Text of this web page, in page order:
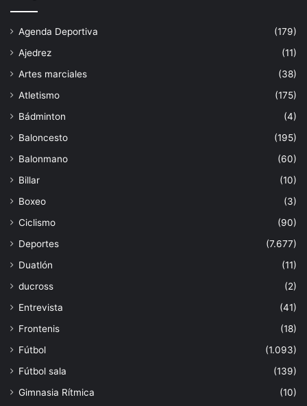
Agenda Deportiva
(179)
Ajedrez
(11)
Artes marciales
(38)
Atletismo
(175)
Bádminton
(4)
Baloncesto
(195)
Balonmano
(60)
Billar
(10)
Boxeo
(3)
Ciclismo
(90)
Deportes
(7.677)
Duatlón
(11)
ducross
(2)
Entrevista
(41)
Frontenis
(18)
Fútbol
(1.093)
Fútbol sala
(139)
Gimnasia Rítmica
(10)